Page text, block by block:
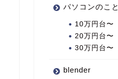
パソコンのこと
10万円台〜
20万円台〜
30万円台〜
blender